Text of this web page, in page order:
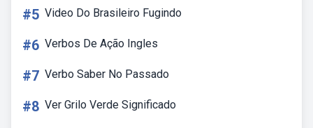
#5 Video Do Brasileiro Fugindo
#6 Verbos De Ação Ingles
#7 Verbo Saber No Passado
#8 Ver Grilo Verde Significado